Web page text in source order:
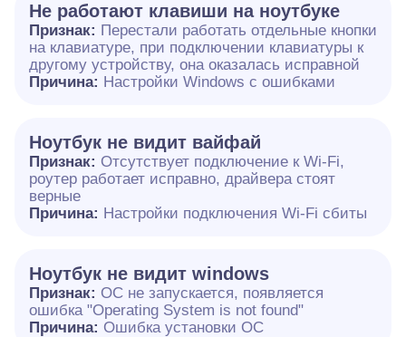
Не работают клавиши на ноутбуке
Признак: Перестали работать отдельные кнопки
на клавиатуре, при подключении клавиатуры к
другому устройству, она оказалась исправной
Причина: Настройки Windows с ошибками
Ноутбук не видит вайфай
Признак: Отсутствует подключение к Wi-Fi,
роутер работает исправно, драйвера стоят
верные
Причина: Настройки подключения Wi-Fi сбиты
Ноутбук не видит windows
Признак: ОС не запускается, появляется
ошибка "Operating System is not found"
Причина: Ошибка установки ОС